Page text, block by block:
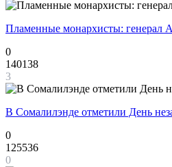
Пламенные монархисты: генерал
0
140138
3
В Сомалилэнде отметили День
0
125536
0